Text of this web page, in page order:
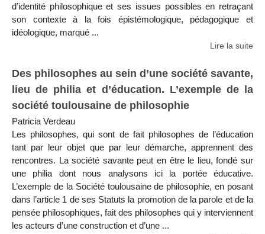
d’identité philosophique et ses issues possibles en retraçant
son contexte à la fois épistémologique, pédagogique et
idéologique, marqué ...
Lire la suite
Des philosophes au sein d’une société savante,
lieu de philia et d’éducation. L’exemple de la
société toulousaine de philosophie
Patricia Verdeau
Les philosophes, qui sont de fait philosophes de l’éducation
tant par leur objet que par leur démarche, apprennent des
rencontres. La société savante peut en être le lieu, fondé sur
une philia dont nous analysons ici la portée éducative.
L’exemple de la Société toulousaine de philosophie, en posant
dans l’article 1 de ses Statuts la promotion de la parole et de la
pensée philosophiques, fait des philosophes qui y interviennent
les acteurs d’une construction et d’une ...